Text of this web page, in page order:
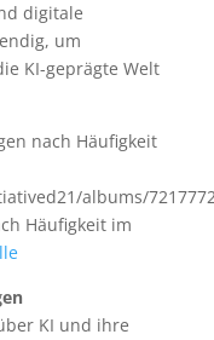
digitale
um
KI-geprägte Welt
Häufigkeit im
KI und ihre